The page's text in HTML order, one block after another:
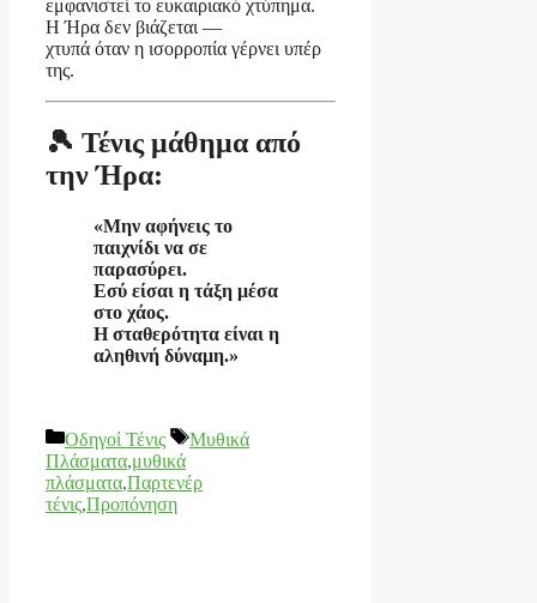
εμφανιστεί το ευκαιριακό χτύπημα.
Η Ήρα δεν βιάζεται —
χτυπά όταν η ισορροπία γέρνει υπέρ
της.
🎾 Τένις μάθημα από
την Ήρα:
«Μην αφήνεις το
παιχνίδι να σε
παρασύρει.
Εσύ είσαι η τάξη μέσα
στο χάος.
Η σταθερότητα είναι η
αληθινή δύναμη.»
Κατηγορίες
Οδηγοί Τένις Ετικέτες
Μυθικά
Πλάσματα,μυθικά
πλάσματα,Παρτενέρ
τένις,Προπόνηση